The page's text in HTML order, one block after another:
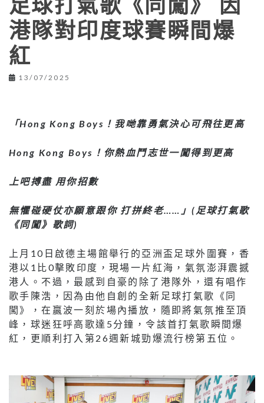
足球打氣歌《同闖》 因
港隊對印度球賽瞬間爆
紅
13/07/2025
「Hong Kong Boys！ 我哋靠勇氣決心可飛往更高
Hong Kong Boys！ 你熱血鬥志世一闖得到更高
上吧搏盡 用你招數
無懼碰硬仗亦願意跟你 打拼終老……」(足球打氣歌
《同闖》歌詞)
上月10日啟德主場館舉行的亞洲盃足球外圍賽，香
港以1比0擊敗印度，現場一片紅海，氣氛澎湃震撼
港人。不過，最感到自豪的除了港隊外，還有唱作
歌手陳浩，因為由他自創的全新足球打氣歌《同
闖》，在贏波一刻於場內播放，隨即將氣氛推至頂
峰，球迷狂呼高歌達5分鐘，令該首打氣歌瞬間爆
紅，更順利打入第26週新城勁爆流行榜第五位。